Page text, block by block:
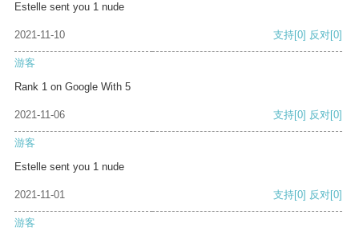
Estelle sent you 1 nude
2021-11-10 支持[0] 反对[0]
游客
Rank 1 on Google With 5
2021-11-06 支持[0] 反对[0]
游客
Estelle sent you 1 nude
2021-11-01 支持[0] 反对[0]
游客